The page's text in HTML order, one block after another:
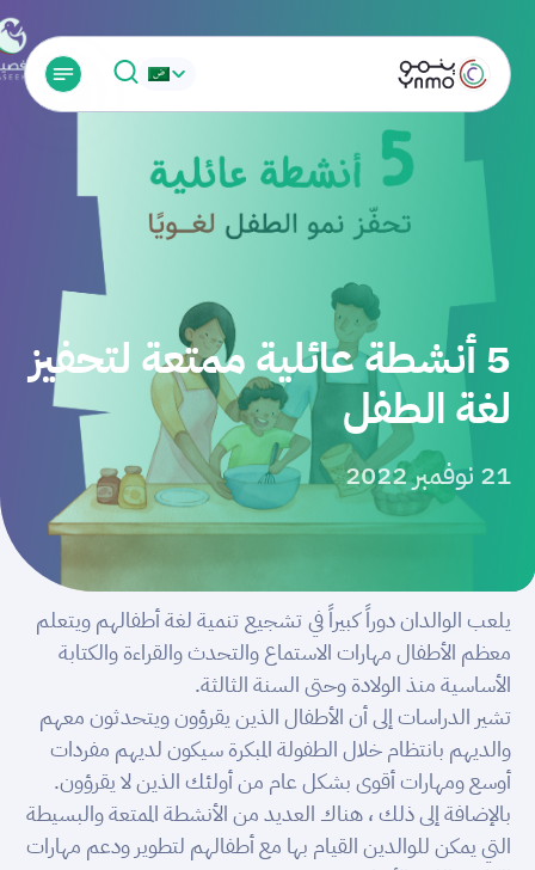
5 أنشطة عائلية ممتعة لتحفيز
لغة الطفل
21 نوفمبر 2022
يلعب الوالدان دوراً كبيراً في تشجيع تنمية لغة أطفالهم ويتعلم
معظم الأطفال مهارات الاستماع والتحدث والقراءة والكتابة
الأساسية منذ الولادة وحتى السنة الثالثة.
تشير الدراسات إلى أن الأطفال الذين يقرؤون ويتحدثون معهم
والديهم بانتظام خلال الطفولة المبكرة سيكون لديهم مفردات
أوسع ومهارات أقوى بشكل عام من أولئك الذين لا يقرؤون.
بالإضافة إلى ذلك ، هناك العديد من الأنشطة الممتعة والبسيطة
التي يمكن للوالدين القيام بها مع أطفالهم لتطوير ودعم مهارات